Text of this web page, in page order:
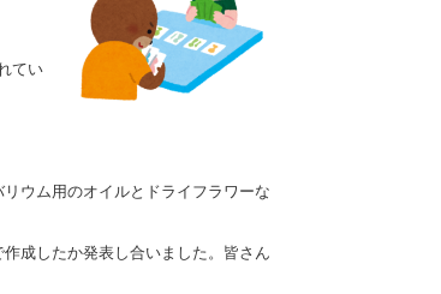
てい
ウム用のオイルとドライフラワーな
成したか発表し合いました。皆さん